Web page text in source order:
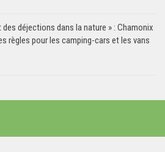
des déjections dans la nature » : Chamonix
règles pour les camping-cars et les vans